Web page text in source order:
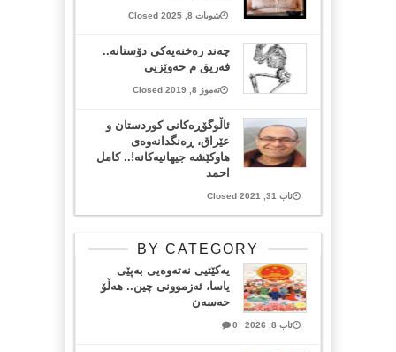
شوبات 8, 2025 Closed
چه‌ند ره‌خنه‌یه‌کی دۆستانه‌..
فه‌ریق م حه‌وێزیی
تەموز 8, 2019 Closed
ئاڵوگۆڕەکانی کوردستان و
عێراق، ڕەنگدانەوەی
هاوکێشە جیهانیەکانە!.. کامل
احمد
ئاب 31, 2021 Closed
BY CATEGORY
یەکێتیی نەتەوەیی بەپێی
یاسا، ئەزموونی چین.. هەڵۆ
حەسەن
ئاب 8, 2026 0